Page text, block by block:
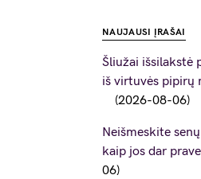
NAUJAUSI ĮRAŠAI
Šliužai išsilakstė
iš virtuvės pipirų
2026-08-06
Neišmeskite
kaip jos dar
06